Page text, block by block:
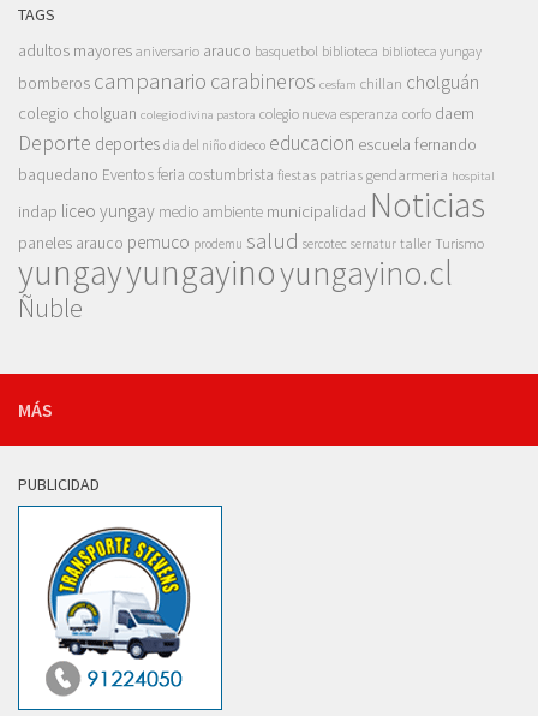
TAGS
adultos mayores aniversario arauco basquetbol biblioteca biblioteca yungay
bomberos campanario carabineros cesfam chillan cholguán
colegio cholguan colegio divina pastora colegio nueva esperanza corfo daem
Deporte deportes dia del niño dideco educacion escuela fernando
baquedano Eventosferia costumbrista fiestas patrias gendarmeria hospital
indap liceo yungay medio ambiente municipalidad Noticias
paneles arauco pemuco prodemu salud sercotec sernatur taller Turismo
yungayyungayinoyungayino.cl
Ñuble
MÁS
PUBLICIDAD